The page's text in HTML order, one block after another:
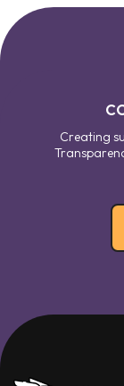
Creating